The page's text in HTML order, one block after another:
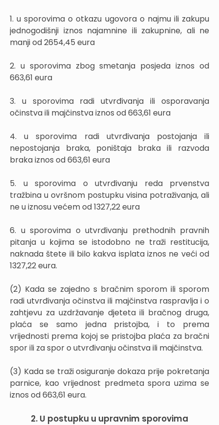
1. u sporovima o otkazu ugovora o najmu ili zakupu
jednogodišnji iznos najamnine ili zakupnine, ali ne
manji od 2654,45 eura
2. u sporovima zbog smetanja posjeda iznos od
663,61 eura
3. u sporovima radi utvrđivanja ili osporavanja
očinstva ili majčinstva iznos od 663,61 eura
4. u sporovima radi utvrđivanja postojanja ili
nepostojanja braka, poništaja braka ili razvoda
braka iznos od 663,61 eura
5. u sporovima o utvrđivanju reda prvenstva
tražbina u ovršnom postupku visina potraživanja, ali
ne u iznosu većem od 1327,22 eura
6. u sporovima o utvrđivanju prethodnih pravnih
pitanja u kojima se istodobno ne traži restitucija,
naknada štete ili bilo kakva isplata iznos ne veći od
1327,22 eura.
(2) Kada se zajedno s bračnim sporom ili sporom
radi utvrđivanja očinstva ili majčinstva raspravlja i o
zahtjevu za uzdržavanje djeteta ili bračnog druga,
plaća se samo jedna pristojba, i to prema
vrijednosti prema kojoj se pristojba plaća za bračni
spor ili za spor o utvrđivanju očinstva ili majčinstva.
(3) Kada se traži osiguranje dokaza prije pokretanja
parnice, kao vrijednost predmeta spora uzima se
iznos od 663,61 eura.
2. U postupku u upravnim sporovima